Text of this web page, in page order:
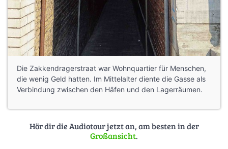
Die Zakkendragerstraat war Wohnquartier für Menschen,
die wenig Geld hatten. Im Mittelalter diente die Gasse als
Verbindung zwischen den Häfen und den Lagerräumen.
Hör dir die Audiotour jetzt an, am besten in der
Großansicht.